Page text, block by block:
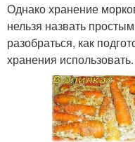
Однако хранение
нельзя назвать
разобраться, как
хранения использовать.